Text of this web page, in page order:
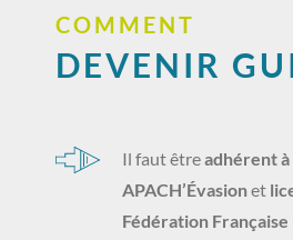
COMMENT
DEVENIR
Il faut êtreadhérent à
APACH’Évasionet
Fédération